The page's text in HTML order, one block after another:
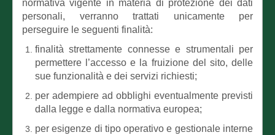
normativa vigente in materia di protezione dei dati
personali, verranno trattati unicamente per
perseguire le seguenti finalità:
finalità strettamente connesse e strumentali per
permettere l’accesso e la fruizione del sito, delle
sue funzionalità e dei servizi richiesti;
per adempiere ad obblighi eventualmente previsti
dalla legge e dalla normativa europea;
per esigenze di tipo operativo e gestionale interne